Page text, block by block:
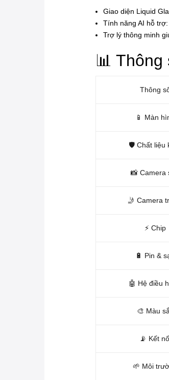
Giao diện Liquid
Tính năng AI hỗ
Trợ lý thông minh
📊 Thông
Thông
📱 Màn
🛡️ Chất liệu
📸 Camera
🤳 Camera
⚡ Chip
🔋 Pin &
🤖 Hệ điều
🎨 Màu
📡 Kết
🌱 Môi